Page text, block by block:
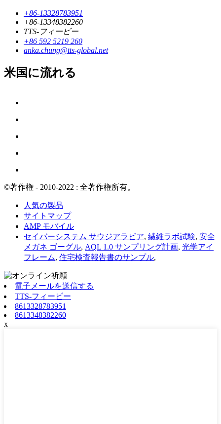
+86-13328783951
+86-13348382260
TTS-フィービー
+86 592 5219 260
anka.chung@tts-global.net
米国に流れる
©著作権 - 2010-2022 : 全著作権所有。
人気の製品
サイトマップ
AMP モバイル
セイバーシステム サウジアラビア, 繊維ラボ試験, 安全
メガネ ゴーグル, AQL 1.0 サンプリング計画, 光学アイ
フレーム, 住宅検査報告書のサンプル,
電子メールを送信する
TTS-フィービー
8613328783951
8613348382260
x